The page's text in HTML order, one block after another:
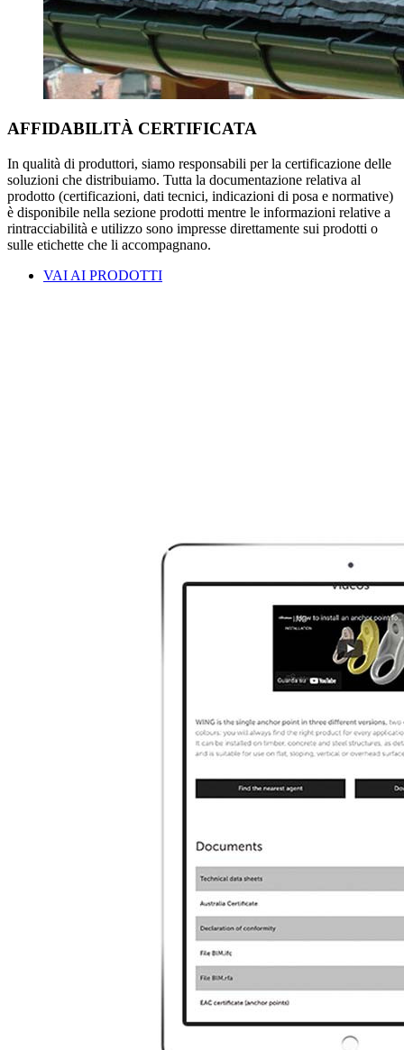
AFFIDABILITÀ CERTIFICATA
In qualità di produttori, siamo responsabili per la certificazione delle
soluzioni che distribuiamo. Tutta la documentazione relativa al
prodotto (certificazioni, dati tecnici, indicazioni di posa e normative)
è disponibile nella sezione prodotti mentre le informazioni relative a
rintracciabilità e utilizzo sono impresse direttamente sui prodotti o
sulle etichette che li accompagnano.
VAI AI PRODOTTI